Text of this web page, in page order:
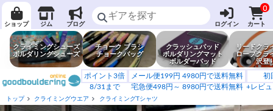
ショップ ジム ブログ ログイン
0
カート
クライミングシューズ
ボルダリングシューズ
チョーク ブラシ
チョークバッグ
クラッシュパッド
ボルダリングマット
ボルダーパッド
リードクラ
ロープクラ
沢登
ポイント3倍
8/31まで
メール便199円 4980円で送料無料
宅急便498円～ 8980円で送料無料
初
+レビ
トップ クライミングウエア クライミングTシャツ